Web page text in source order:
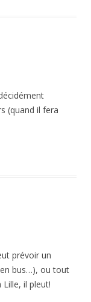
(quand il fera
prévoir un
bus…), ou tout
il pleut!